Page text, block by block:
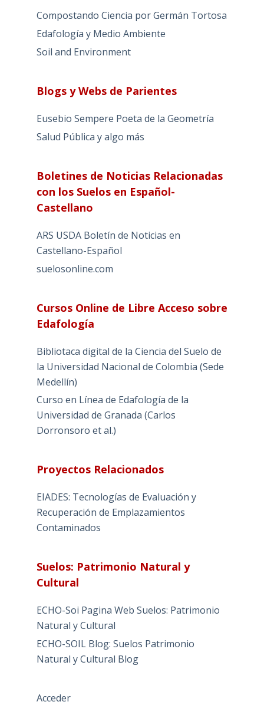
Compostando Ciencia por Germán Tortosa
Edafología y Medio Ambiente
Soil and Environment
Blogs y Webs de Parientes
Eusebio Sempere Poeta de la Geometría
Salud Pública y algo más
Boletines de Noticias Relacionadas
con los Suelos en Español-
Castellano
ARS USDA Boletín de Noticias en
Castellano-Español
suelosonline.com
Cursos Online de Libre Acceso sobre
Edafología
Bibliotaca digital de la Ciencia del Suelo de
la Universidad Nacional de Colombia (Sede
Medellín)
Curso en Línea de Edafología de la
Universidad de Granada (Carlos
Dorronsoro et al.)
Proyectos Relacionados
EIADES: Tecnologías de Evaluación y
Recuperación de Emplazamientos
Contaminados
Suelos: Patrimonio Natural y
Cultural
ECHO-Soi Pagina Web Suelos: Patrimonio
Natural y Cultural
ECHO-SOIL Blog: Suelos Patrimonio
Natural y Cultural Blog
Acceder